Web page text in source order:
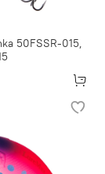
50FSSR-015,